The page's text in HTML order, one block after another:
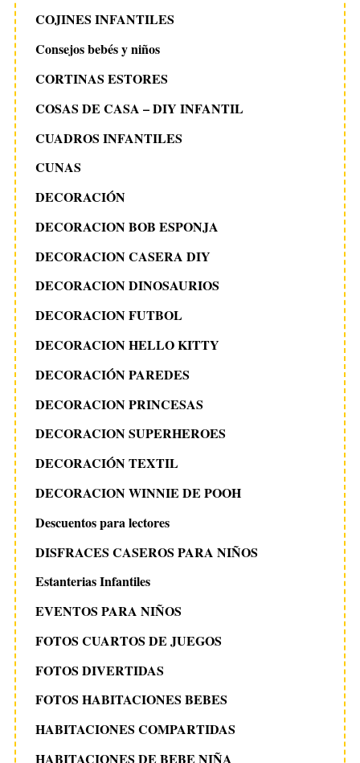
COJINES INFANTILES
Consejos bebés y niños
CORTINAS ESTORES
COSAS DE CASA – DIY INFANTIL
CUADROS INFANTILES
CUNAS
DECORACIÓN
DECORACION BOB ESPONJA
DECORACION CASERA DIY
DECORACION DINOSAURIOS
DECORACION FUTBOL
DECORACION HELLO KITTY
DECORACIÓN PAREDES
DECORACION PRINCESAS
DECORACION SUPERHEROES
DECORACIÓN TEXTIL
DECORACION WINNIE DE POOH
Descuentos para lectores
DISFRACES CASEROS PARA NIÑOS
Estanterias Infantiles
EVENTOS PARA NIÑOS
FOTOS CUARTOS DE JUEGOS
FOTOS DIVERTIDAS
FOTOS HABITACIONES BEBES
HABITACIONES COMPARTIDAS
HABITACIONES DE BEBE NIÑA